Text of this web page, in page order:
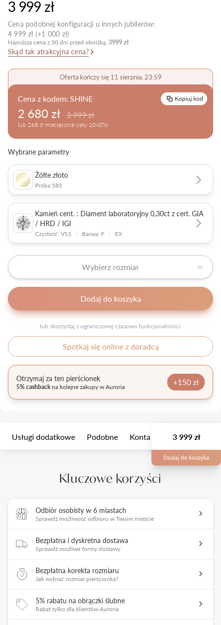
Pielęgnacja biżuterii
3 999 zł
Cena podobnej konfiguracji u innych jubilerów:
4 999 zł (+1 000 zł)
Najniższa cena z 30 dni przed obniżką: 3999 zł
Skąd tak atrakcyjna cena?
Oferta kończy się 11 sierpnia, 23:59
Cena z kodem: SHINE Kopiuj kod
2 680 zł 3 999 zł
lub 268 zł miesięcznie (raty 10x0%)
Wybrane parametry
Żółte złoto
Próba 585
Kamień cent. : Diament laboratoryjny 0,30ct z cert. GIA
/ HRD / IGI
Czystość: VS1 | Barwa: F | EX
Wybierz rozmiar
Dodaj do koszyka
lub skorzystaj z ograniczonej czasowo funkcjonalności:
Spotkaj się online z doradcą
Otrzymaj za ten pierścionek
5% cashbackna kolejne zakupy w Auroria +150 zł
Usługi dodatkowe Podobne Kontakt 3 999 zł
Dodaj do koszyka
Kluczowe korzyści
Odbiór osobisty w 6 miastach
Sprawdź możliwość odbioru w Twoim mieście
Bezpłatna i dyskretna dostawa
Sprawdź możliwe formy dostawy
Bezpłatna korekta rozmiaru
Jak wybrać rozmiar pierścionka?
5% rabatu na obrączki ślubne
Rabat tylko dla klientów Auroria